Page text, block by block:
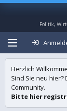
Politik,
Herzlich
Sind Sie neu
Community.
Bitte hier